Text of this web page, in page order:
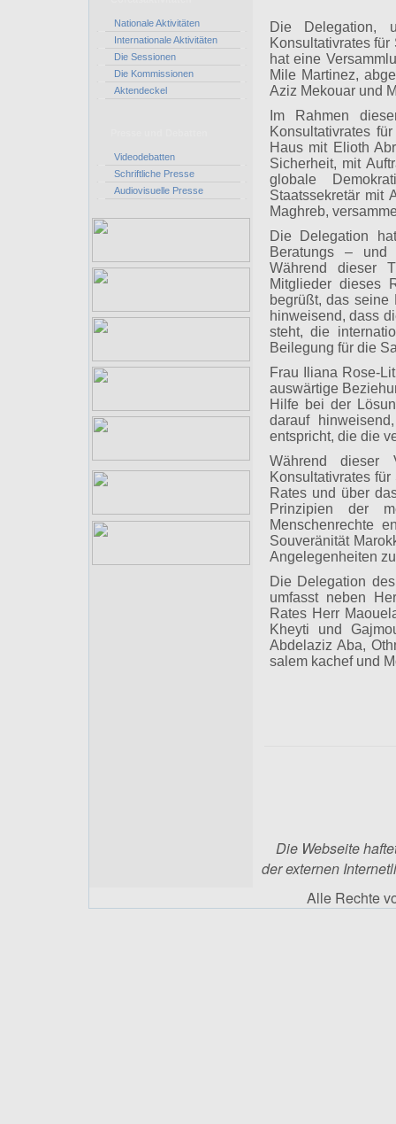
Nationale Aktivitäten
Internationale Aktivitäten
Die Sessionen
Die Kommissionen
Aktendeckel
Videodebatten
Schriftliche Presse
Audiovisuelle Presse
Die Delegation,
Konsultativrates
hat eine
Mile Martinez,
Aziz Mekouar und
Im Rahmen
Konsultativrates
Haus mit Elioth
Sicherheit, mit
globale
Staatssekretär mit
Maghreb,
Die Delegation
Beratungs – und
Während dieser
Mitglieder dieses
begrüßt, das seine
hinweisend, dass
steht, die
Beilegung für die
Frau Iliana Rose-
auswärtige
Hilfe bei der
darauf
entspricht, die die
Während dieser
Konsultativrates
Rates und über
Prinzipien der
Menschenrechte
Souveränität
Angelegenheiten
Die Delegation
umfasst neben
Rates Herr
Kheyti und
Abdelaziz Aba,
salem
Die Webseite
der externen
Alle Rechte